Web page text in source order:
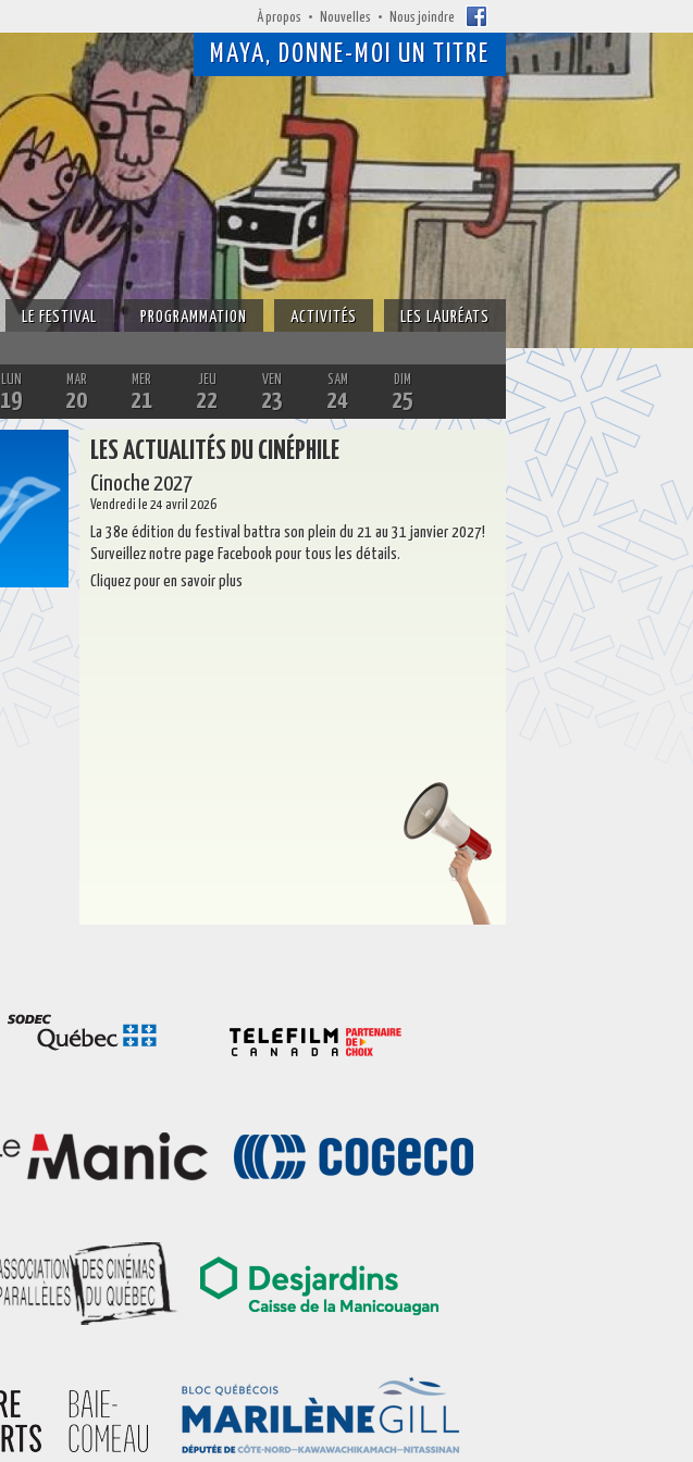
MAYA, DONNE-MOI UN TITRE
LE FESTIVAL PROGRAMMATION ACTIVITÉS LES LAURÉATS
À propos Nouvelles Nous joindre
LUN
19
MAR
20
MER
21
JEU
22
VEN
23
SAM
24
DIM
25
LES ACTUALITÉS DU CINÉPHILE
Cinoche 2027
Vendredi le 24 avril 2026
La 38e édition du festival battra son plein du 21 au 31 janvier 2027!
Surveillez notre page Facebook pour tous les détails.
Cliquez pour en savoir plus